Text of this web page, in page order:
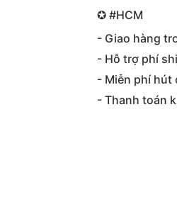
✪ #HCM
- Giao hàng
- Hỗ trợ phí
- Miễn phí hút
- Thanh toán